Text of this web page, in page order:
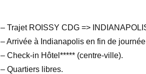
– Trajet ROISSY CDG =>
– Arrivée à Indianapolis en fin de
– Check-in Hôtel***** (centre-ville).
– Quartiers libres.